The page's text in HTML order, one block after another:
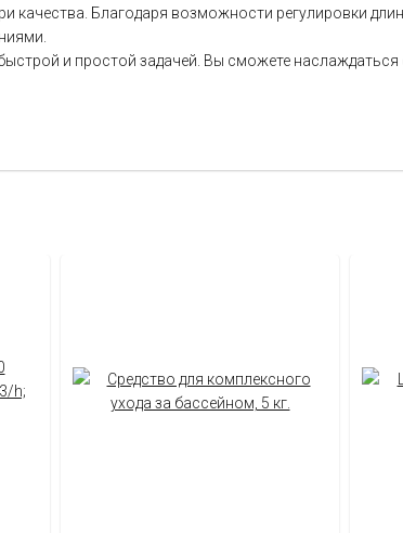
качества. Благодаря возможности регулировки
и простой задачей. Вы сможете